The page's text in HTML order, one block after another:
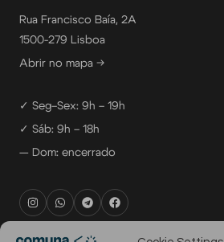
Rua Francisco Baía, 2A
1500-279 Lisboa
Abrir no mapa →
✓ Seg–Sex: 9h – 19h
✓ Sáb: 9h – 18h
— Dom: encerrado
rental@comuna.pt